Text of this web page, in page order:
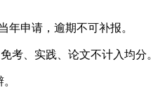
申请，逾期不可补报。
考、实践、论文不计入均分。